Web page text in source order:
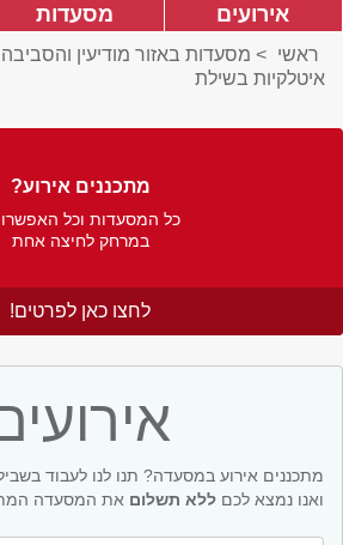
אירועים מסעדות
ראשי > מסעדות באזור מודיעין והסביבה
איטלקיות בשילת
מתכננים אירוע?
כל המסעדות וכל
במרחק לחיצה אחת
לחצו כאן לפרטים!
מתכננים אירוע במסעדה? תנו לנו לעבוד
ואנו נמצא לכם ללא תשלום את המסעדה